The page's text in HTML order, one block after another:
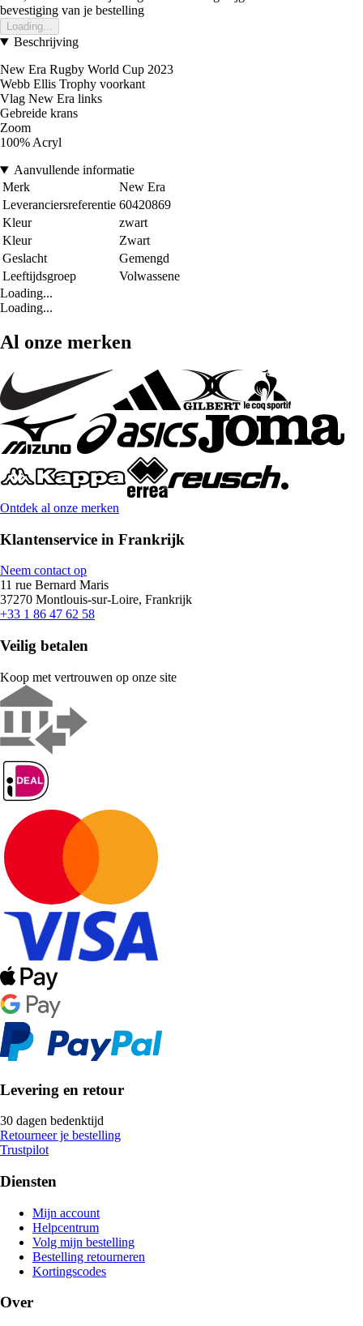
bevestiging van je bestelling
Loading...
Beschrijving
New Era Rugby World Cup 2023
Webb Ellis Trophy voorkant
Vlag New Era links
Gebreide krans
Zoom
100% Acryl
Aanvullende informatie
Merk
New Era
Leveranciersreferentie 60420869
Kleur
zwart
Kleur
Zwart
Geslacht
Gemengd
Leeftijdsgroep
Volwassene
Loading...
Loading...
Al onze merken
Ontdek al onze merken
Klantenservice in Frankrijk
Neem contact op
11 rue Bernard Maris
37270 Montlouis-sur-Loire, Frankrijk
+33 1 86 47 62 58
Veilig betalen
Koop met vertrouwen op onze site
Levering en retour
30 dagen bedenktijd
Retourneer je bestelling
Trustpilot
Diensten
Mijn account
Helpcentrum
Volg mijn bestelling
Bestelling retourneren
Kortingscodes
Over